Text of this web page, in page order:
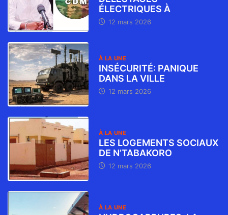
ÉLECTRIQUES À
12 mars 2026
À LA UNE
INSÉCURITÉ: PANIQUE
DANS LA VILLE
12 mars 2026
À LA UNE
LES LOGEMENTS SOCIAUX
DE N’TABAKORO
12 mars 2026
À LA UNE